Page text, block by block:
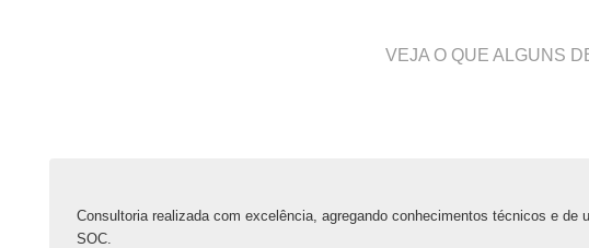
VEJA O QUE ALGUNS
Consultoria realizada com excelência, agregando conhecimentos técnicos e de
SOC.